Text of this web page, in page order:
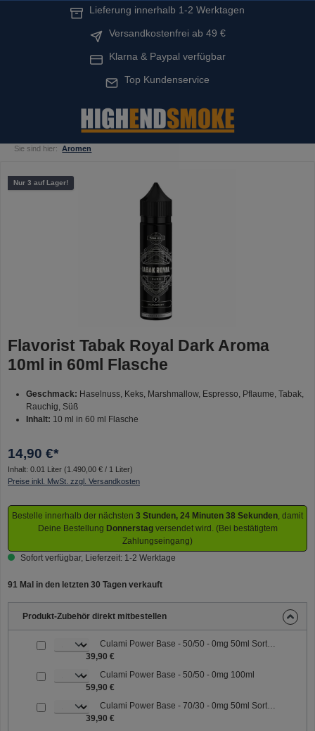
Lieferung innerhalb 1-2 Werktagen
Versandkostenfrei ab 49 €
Klarna & Paypal verfügbar
Top Kundenservice
Sie sind hier: Aromen
Bildergalerie überspringen
Nur 3 auf Lager!
Flavorist Tabak Royal Dark Aroma
10ml in 60ml Flasche
Geschmack: Haselnuss, Keks, Marshmallow, Espresso, Pflaume, Tabak,
Rauchig, Süß
Inhalt: 10 ml in 60 ml Flasche
14,90 €*
Inhalt: 0.01 Liter (1.490,00 € / 1 Liter)
Preise inkl. MwSt. zzgl. Versandkosten
Bestelle innerhalb der nächsten 3 Stunden, 24 Minuten 38 Sekunden, damit
Deine Bestellung Donnerstag versendet wird. (Bei bestätigtem
Zahlungseingang)
Sofort verfügbar, Lieferzeit: 1-2 Werktage
91 Mal in den letzten 30 Tagen verkauft
Produkt-Zubehör direkt mitbestellen
Culami Power Base - 50/50 - 0mg 50ml Sorte: 50/50
39,90 €
Culami Power Base - 50/50 - 0mg 100ml
59,90 €
Culami Power Base - 70/30 - 0mg 50ml Sorte: 70/30
39,90 €